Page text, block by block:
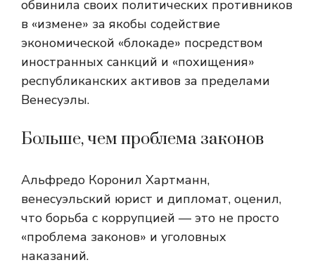
обвинила своих политических противников
в «измене» за якобы содействие
экономической «блокаде» посредством
иностранных санкций и «похищения»
республиканских активов за пределами
Венесуэлы.
Больше, чем проблема законов
Альфредо Коронил Хартманн,
венесуэльский юрист и дипломат, оценил,
что борьба с коррупцией — это не просто
«проблема законов» и уголовных
наказаний.